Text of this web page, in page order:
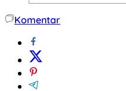
Komentar